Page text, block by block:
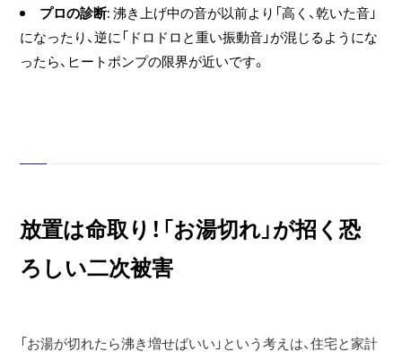
プロの診断: 沸き上げ中の音が以前より「高く、乾いた音」
になったり、逆に「ドロドロと重い振動音」が混じるようにな
ったら、ヒートポンプの限界が近いです。
放置は命取り！「お湯切れ」が招く恐
ろしい二次被害
「お湯が切れたら沸き増せばいい」という考えは、住宅と家計